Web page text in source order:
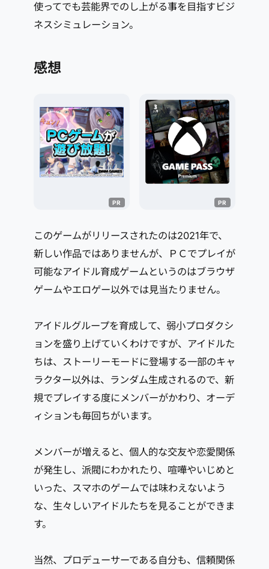
使ってでも芸能界でのし上がる事を目指すビジ
ネスシミュレーション。
感想
このゲームがリリースされたのは2021年で、
新しい作品ではありませんが、ＰＣでプレイが
可能なアイドル育成ゲームというのはブラウザ
ゲームやエロゲー以外では見当たりません。
アイドルグループを育成して、弱小プロダクシ
ョンを盛り上げていくわけですが、アイドルた
ちは、ストーリーモードに登場する一部のキャ
ラクター以外は、ランダム生成されるので、新
規でプレイする度にメンバーがかわり、オーデ
ィションも毎回ちがいます。
メンバーが増えると、個人的な交友や恋愛関係
が発生し、派閥にわかれたり、喧嘩やいじめと
いった、スマホのゲームでは味わえないよう
な、生々しいアイドルたちを見ることができま
す。
当然、プロデューサーである自分も、信頼関係